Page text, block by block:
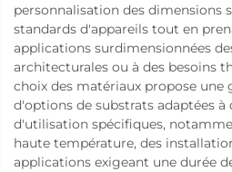
personnalisation des dimensions
standards d'appareils tout en
applications surdimensionnées
architecturales ou à des besoins
choix des matériaux propose
d'options de substrats adaptées à
d'utilisation spécifiques,
haute température, des
applications exigeant une durée